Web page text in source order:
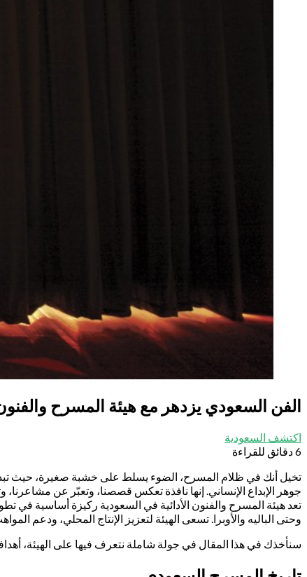
الفن السعودي يزدهر مع هيئة المسرح والفنون
اكتشف السعودية
6 دقائق للقراءة
تخيل أنك في ظلام المسرح، الضوء يسلط على خشبة صغيرة، حيث تبدأ
جوهر الإبداع الإنساني. إنها نافذة تعكس قصصنا، وتعبّر عن مشاعرنا،
تعد هيئة المسرح والفنون الأدائية في السعودية ركيزة أساسية في
وحتى الباليه والأوبرا. تسعى الهيئة لتعزيز الإنتاج المحلي، ودعم
سنأخذك في هذا المقال في جولة شاملة نتعرف فيها على الهيئة،